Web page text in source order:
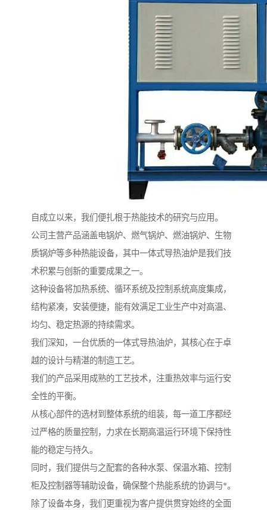
自成立以来，我们便扎根于热能技术的研究与应用。
公司主营产品涵盖电锅炉、燃气锅炉、燃油锅炉、生物
质锅炉等多种热能设备，其中一体式导热油炉是我们技
术积累与创新的重要成果之一。
这种设备将加热系统、循环系统及控制系统高度集成，
结构紧凑，安装便捷，能有效满足工业生产中对高温、
均匀、稳定热源的持续需求。
我们深知，一台优质的一体式导热油炉，其核心在于卓
越的设计与精湛的制造工艺。
我们的产品采用成熟的工艺技术，注重热效率与运行安
全性的平衡。
从核心部件的选材到整体系统的组装，每一道工序都经
过严格的质量控制，力求在长期高温运行环境下保持性
能的稳定与持久。
同时，我们提供与之配套的各种水泵、保温水箱、控制
柜及控制器等辅助设备，确保整个热能系统的协调与*。
除了设备本身，我们更重视为客户提供贯穿始终的全面